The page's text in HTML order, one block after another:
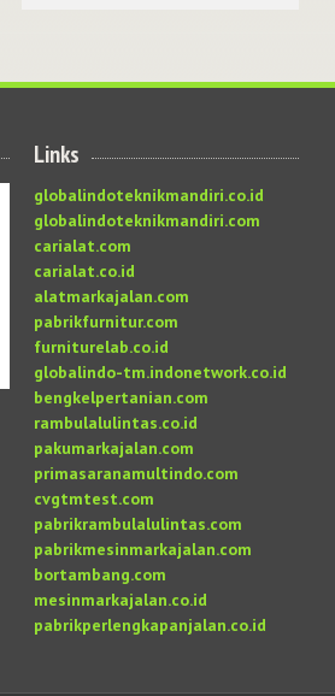
Links
globalindoteknikmandiri.co.id
globalindoteknikmandiri.com
carialat.com
carialat.co.id
alatmarkajalan.com
pabrikfurnitur.com
furniturelab.co.id
globalindo-tm.indonetwork.co.id
bengkelpertanian.com
rambulalulintas.co.id
pakumarkajalan.com
primasaranamultindo.com
cvgtmtest.com
pabrikrambulalulintas.com
pabrikmesinmarkajalan.com
bortambang.com
mesinmarkajalan.co.id
pabrikperlengkapanjalan.co.id